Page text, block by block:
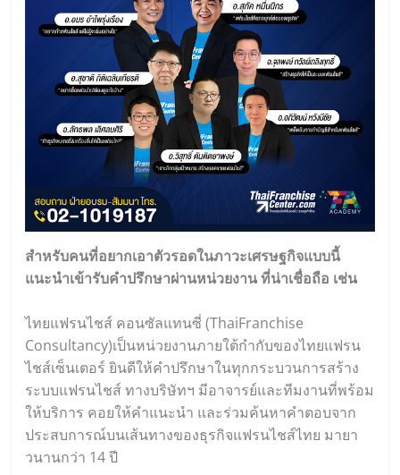
สำหรับคนที่อยากเอาตัวรอดในภาวะเศรษฐกิจแบบนี้
แนะนำเข้ารับคำปรึกษาผ่านหน่วยงาน ที่น่าเชื่อถือ เช่น
ไทยแฟรนไชส์ คอนซัลแทนซี่ (ThaiFranchise
Consultancy)เป็นหน่วยงานภายใต้กำกับของไทยแฟรน
ไชส์เซ็นเตอร์ ยินดีให้คำปรึกษาในทุกกระบวนการสร้าง
ระบบแฟรนไชส์ ทางบริษัทฯ มีอาจารย์และทีมงานที่พร้อม
ให้บริการ คอยให้คำแนะนำ และร่วมค้นหาคำตอบจาก
ประสบการณ์บนเส้นทางของธุรกิจแฟรนไชส์ไทย มายา
วนานกว่า 14 ปี